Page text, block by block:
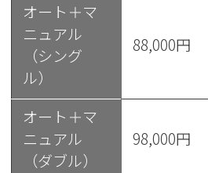
オート＋マ
ニュアル
（シング
ル）
88,000円
オート＋マ
ニュアル
（ダブル）
98,000円